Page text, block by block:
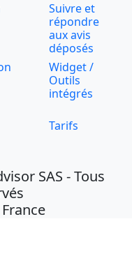
Suivre et
répondre
aux avis
déposés
Widget /
Outils
intégrés
Tarifs
SAS - Tous